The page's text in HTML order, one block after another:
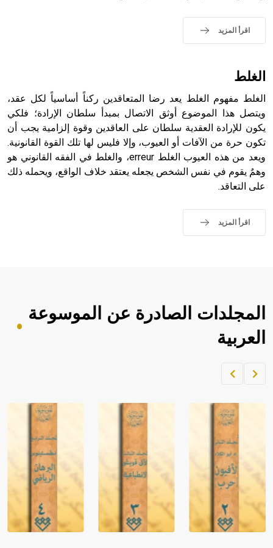
اقرأ المزيد
الغلط
الغلط مفهوم الغلط يعد رضا المتعاقدين ركناً أساسياً لكل عقد،
ويتصل هذا الموضوع أوثق الاتصال بمبدأ سلطان الإرادة؛ فلكي
يكون للإرادة العقدية سلطان على العاقدين وقوة إلزامية يجب أن
تكون حرة من الآفات أو العيوب، وإلا فليس لها تلك القوة القانونية.
ويعد من هذه العيوب الغلط erreur، والغلط في الفقه القانوني هو
وهمٌ يقوم في نفس الشخص يجعله يعتقد خلاف الواقع، ويحمله ذلك
على التعاقد.
اقرأ المزيد
المجلدات الصادرة عن الموسوعة
العربية